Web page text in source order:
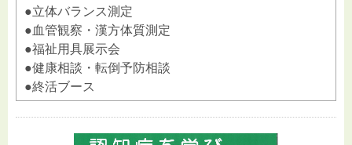
●立体バランス測定
●血管観察・漢方体質測定
●福祉用具展示会
●健康相談・転倒予防相談
●終活ブース